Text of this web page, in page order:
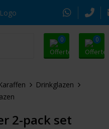
0 0
Drinkglazen
2-pack set